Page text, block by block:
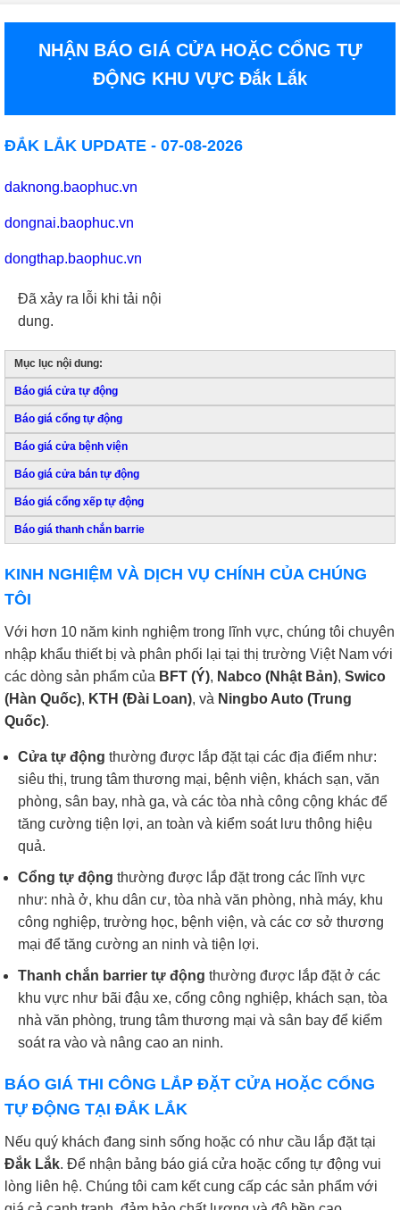
NHẬN BÁO GIÁ CỬA HOẶC CỔNG TỰ
ĐỘNG KHU VỰC Đắk Lắk
ĐẮK LẮK UPDATE - 07-08-2026
daknong.baophuc.vn
dongnai.baophuc.vn
dongthap.baophuc.vn
Đã xảy ra lỗi khi tải nội
dung.
Mục lục nội dung:
Báo giá cửa tự động
Báo giá cổng tự động
Báo giá cửa bệnh viện
Báo giá cửa bán tự động
Báo giá cổng xếp tự động
Báo giá thanh chắn barrie
KINH NGHIỆM VÀ DỊCH VỤ CHÍNH CỦA CHÚNG
TÔI
Với hơn 10 năm kinh nghiệm trong lĩnh vực, chúng tôi chuyên
nhập khẩu thiết bị và phân phối lại tại thị trường Việt Nam với
các dòng sản phẩm của BFT (Ý), Nabco (Nhật Bản), Swico
(Hàn Quốc), KTH (Đài Loan), và Ningbo Auto (Trung
Quốc).
Cửa tự động thường được lắp đặt tại các địa điểm như:
siêu thị, trung tâm thương mại, bệnh viện, khách sạn, văn
phòng, sân bay, nhà ga, và các tòa nhà công cộng khác để
tăng cường tiện lợi, an toàn và kiểm soát lưu thông hiệu
quả.
Cổng tự động thường được lắp đặt trong các lĩnh vực
như: nhà ở, khu dân cư, tòa nhà văn phòng, nhà máy, khu
công nghiệp, trường học, bệnh viện, và các cơ sở thương
mại để tăng cường an ninh và tiện lợi.
Thanh chắn barrier tự động thường được lắp đặt ở các
khu vực như bãi đậu xe, cổng công nghiệp, khách sạn, tòa
nhà văn phòng, trung tâm thương mại và sân bay để kiểm
soát ra vào và nâng cao an ninh.
BÁO GIÁ THI CÔNG LẮP ĐẶT CỬA HOẶC CỔNG
TỰ ĐỘNG TẠI ĐẮK LẮK
Nếu quý khách đang sinh sống hoặc có như cầu lắp đặt tại
Đắk Lắk. Để nhận bảng báo giá cửa hoặc cổng tự động vui
lòng liên hệ. Chúng tôi cam kết cung cấp các sản phẩm với